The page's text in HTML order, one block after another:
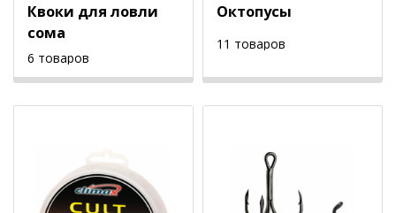
Квоки для ловли
сома
6 товаров
Октопусы
11 товаров